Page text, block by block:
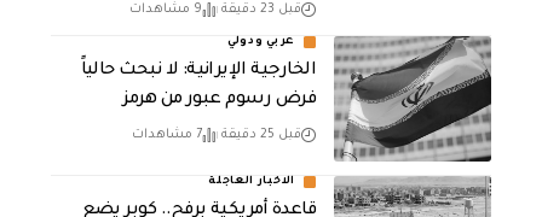
قبل 23 دقيقة 9 مشاهدات
عربي ودولي
الخارجية الإيرانية: لا نبحث حالياً
فرض رسوم عبور من هرمز
قبل 25 دقيقة 7 مشاهدات
الاخبار العاجلة
قاعدة أمريكية برفح.. كوبر يضع